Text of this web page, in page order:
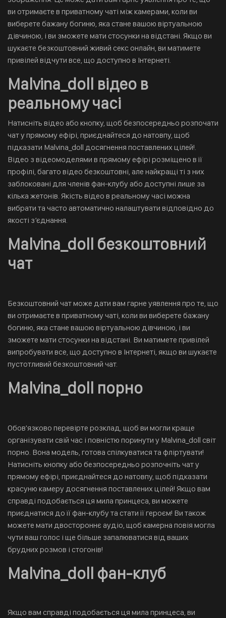
ви отримаєте в приватному чаті між камерами, коли ви
виберете бажану богиню, яка стане вашою віртуальною
дівчиною, і ви зможете мати стосунки на відстані. Якщо ви
шукаєте безкоштовний живий секс онлайн, ви матимете
привілей відчути все, що доступно в Інтернеті.
Malvina_doll відео в
реальному часі
Натисніть відео або кнопку, щоб безпосередньо розпочати
чат у прямому ефірі, приєднайтеся до натовпу, щоб
підказати Malvina_doll досягнення поставлених цілей!.
Відео з відеомоделями в прямому ефірі розміщено в її
профілі, багато відео безкоштовні, але найкращі ті з них
заблоковані для членів фан-клубу або доступні лише за
кілька жетонів. Якість відео в реальному часі можна
вибрати та часто автоматично налаштувати відповідно до
якості з’єднання.
Malvina_doll безкоштовний
чат
Безкоштовний чат може дати вам гарне уявлення про те, що
ви отримаєте в приватному чаті, коли ви виберете бажану
богиню, яка стане вашою віртуальною дівчиною, і ви
зможете мати стосунки на відстані. Ви матимете привілей
випробувати все, що доступно в Інтернеті, якщо ви шукаєте
пустотливий безкоштовний чат.
Malvina_doll порно
Обов'язково перевірте розклад, щоб ви могли краще
організувати свій час і повністю поринути у Malvina_doll світ
порно. Вона модель, готова спілкуватися та фліртувати!
Натисніть кнопку або безпосередньо розпочніть чат у
прямому ефірі, приєднайтеся до натовпу, щоб підказати
красуню камеру досягнення поставлених цілей! Якщо вам
справді подобається ця мила принцеса, ви можете
приєднатися до її фан-клубу та стати її героєм! Ви також
можете мати двостороннє аудіо, щоб камерна повія могла
чути ваш голос і ще більше запалюватися від ваших
брудних розмов і стогонів!
Malvina_doll фан-клуб
Якщо вам справді подобається ця мила принцеса, ви